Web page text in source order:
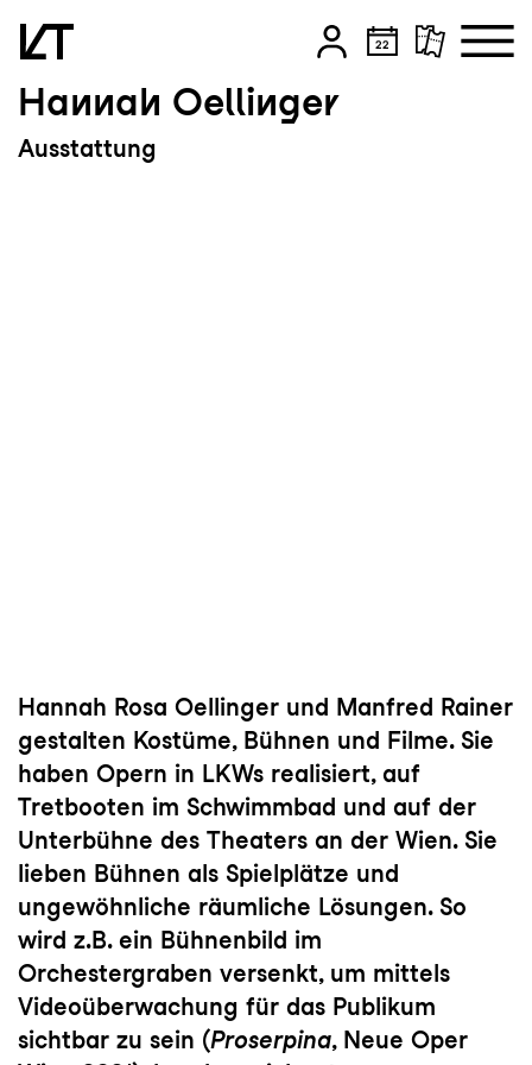
Zum Hauptinhalt springen
Zum Footer springen
Hannah Oellinger
Ausstattung
Hannah Rosa Oellinger und Manfred Rainer
gestalten Kostüme, Bühnen und Filme. Sie
haben Opern in LKWs realisiert, auf
Tretbooten im Schwimmbad und auf der
Unterbühne des Theaters an der Wien. Sie
lieben Bühnen als Spielplätze und
ungewöhnliche räumliche Lösungen. So
wird z.B. ein Bühnenbild im
Orchestergraben versenkt, um mittels
Videoüberwachung für das Publikum
sichtbar zu sein (Proserpina, Neue Oper